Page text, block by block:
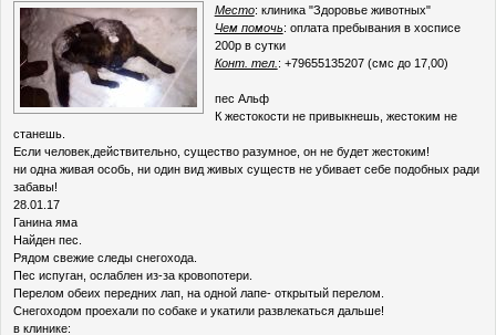
Место: клиника "Здоровье животных"
Чем помочь: оплата пребывания в хосписе
200р в сутки
Конт. тел. : +79655135207 (смс до 17,00)
пес Альф
К жестокости не привыкнешь, жестоким не
станешь.
Если человек,действительно, существо разумное, он не будет жестоким!
ни одна живая особь, ни один вид живых существ не убивает себе подобных ради
забавы!
28.01.17
Ганина яма
Найден пес.
Рядом свежие следы снегохода.
Пес испуган, ослаблен из-за кровопотери.
Перелом обеих передних лап, на одной лапе- открытый перелом.
Снегоходом проехали по собаке и укатили развлекаться дальше!
в клинике: